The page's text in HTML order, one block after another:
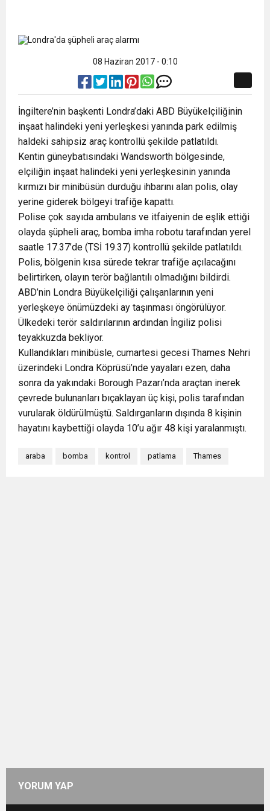
08 Haziran 2017 - 0:10
İngiltere’nin başkenti Londra’daki ABD Büyükelçiliğinin
inşaat halindeki yeni yerleşkesi yanında park edilmiş
haldeki sahipsiz araç kontrollü şekilde patlatıldı.
Kentin güneybatısındaki Wandsworth bölgesinde,
elçiliğin inşaat halindeki yeni yerleşkesinin yanında
kırmızı bir minibüsün durduğu ihbarını alan polis, olay
yerine giderek bölgeyi trafiğe kapattı.
Polise çok sayıda ambulans ve itfaiyenin de eşlik ettiği
olayda şüpheli araç, bomba imha robotu tarafından yerel
saatle 17.37’de (TSİ 19.37) kontrollü şekilde patlatıldı.
Polis, bölgenin kısa sürede tekrar trafiğe açılacağını
belirtirken, olayın terör bağlantılı olmadığını bildirdi.
ABD’nin Londra Büyükelçiliği çalışanlarının yeni
yerleşkeye önümüzdeki ay taşınması öngörülüyor.
Ülkedeki terör saldırılarının ardından İngiliz polisi
teyakkuzda bekliyor.
Kullandıkları minibüsle, cumartesi gecesi Thames Nehri
üzerindeki Londra Köprüsü’nde yayaları ezen, daha
sonra da yakındaki Borough Pazarı’nda araçtan inerek
çevrede bulunanları bıçaklayan üç kişi, polis tarafından
vurularak öldürülmüştü. Saldırganların dışında 8 kişinin
hayatını kaybettiği olayda 10’u ağır 48 kişi yaralanmıştı.
araba bomba kontrol patlama Thames
YORUM YAP